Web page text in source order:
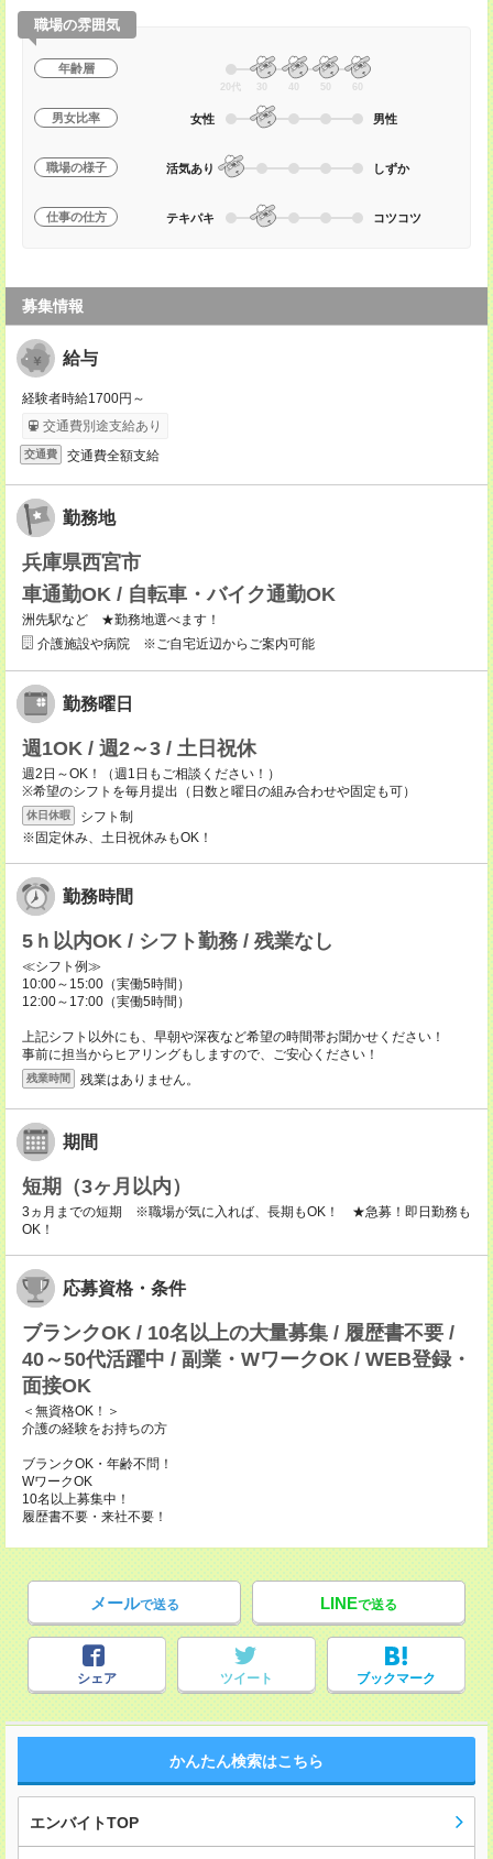
職場の雰囲気
年齢層
20代 30 40 50 60
男女比率 女性 男性
職場の様子 活気あり しずか
仕事の仕方 テキパキ コツコツ
募集情報
給与
経験者時給1700円～
交通費別途支給あり
交通費 交通費全額支給
勤務地
兵庫県西宮市
車通勤OK / 自転車・バイク通勤OK
洲先駅など ★勤務地選べます！
介護施設や病院 ※ご自宅近辺からご案内可能
勤務曜日
週1OK / 週2～3 / 土日祝休
週2日～OK！（週1日もご相談ください！）
※希望のシフトを毎月提出（日数と曜日の組み合わせや固定も可）
休日休暇
シフト制
※固定休み、土日祝休みもOK！
勤務時間
5ｈ以内OK / シフト勤務 / 残業なし
≪シフト例≫
10:00～15:00（実働5時間）
12:00～17:00（実働5時間）
上記シフト以外にも、早朝や深夜など希望の時間帯お聞かせください！
事前に担当からヒアリングもしますので、ご安心ください！
残業時間 残業はありません。
期間
短期（3ヶ月以内）
3ヵ月までの短期 ※職場が気に入れば、長期もOK！ ★急募！即日勤務も
OK！
応募資格・条件
ブランクOK / 10名以上の大量募集 / 履歴書不要 /
40～50代活躍中 / 副業・WワークOK / WEB登録・
面接OK
＜無資格OK！＞
介護の経験をお持ちの方
ブランクOK・年齢不問！
WワークOK
10名以上募集中！
履歴書不要・来社不要！
メールで送る LINEで送る
シェア ツイート ブックマーク
かんたん検索はこちら
エンバイトTOP